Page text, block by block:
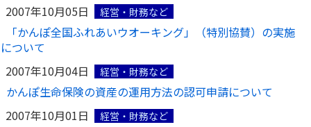
かんぽジャンクション
2007年10月05日
経営・財務など
「かんぽ全国ふれあいウオーキング」（特別協賛）の実施
について
2007年10月04日
経営・財務など
かんぽ生命保険の資産の運用方法の認可申請について
2007年10月01日
経営・財務など